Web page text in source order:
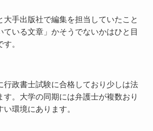
大手出版社で編集を担当していたこと
ている文章」かそうでないかはひと目
。
行政書士試験に合格しており少しは法
す。大学の同期には弁護士が複数おり
環境にあります。